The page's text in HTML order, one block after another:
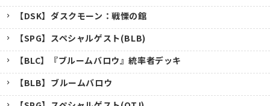
【DSK】ダスクモーン：戦慄の館
【SPG】スペシャルゲスト(BLB)
【BLC】『ブルームバロウ』統率者デッキ
【BLB】ブルームバロウ